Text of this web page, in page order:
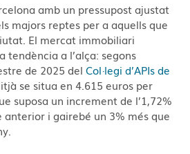
amb un pressupost ajustat
majors reptes per a aquells que
El mercat immobiliari
tendència a l’alça: segons
de 2025 del Col·legi d’APIs de
se situa en 4.615 euros per
suposa un increment de l’1,72%
i gairebé un 3% més que